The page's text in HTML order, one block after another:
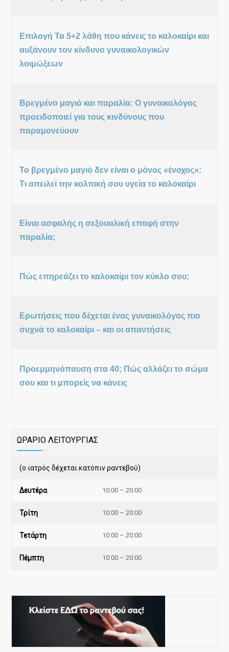
Επιλογή Τα 5+2 λάθη που κάνεις το καλοκαίρι και
αυξάνουν τον κίνδυνο γυναικολογικών
λοιμώξεων
Βρεγμένο μαγιό και παραλία: Ο γυναικολόγος
προειδοποιεί για τους κινδύνους που
παραμονεύουν
Το βρεγμένο μαγιό δεν είναι ο μόνος «ένοχος»:
Τι απειλεί την κολπική σου υγεία το καλοκαίρι
Είναι ασφαλής η σεξουαλική επαφή στην
παραλία;
Πώς επηρεάζει το καλοκαίρι τον κύκλο σου;
Ερωτήσεις που δέχεται ένας γυναικολόγος πιο
συχνά το καλοκαίρι – και οι απαντήσεις
Προεμμηνόπαυση στα 40; Πώς αλλάζει το σώμα
σου και τι μπορείς να κάνεις
ΩΡΑΡΙΟ ΛΕΙΤΟΥΡΓΙΑΣ
(ο ιατρός δέχεται κατόπιν ραντεβού)
Δευτέρα 10:00 – 20:00
Τρίτη 10:00 – 20:00
Τετάρτη 10:00 – 20:00
Πέμπτη 10:00 – 20:00